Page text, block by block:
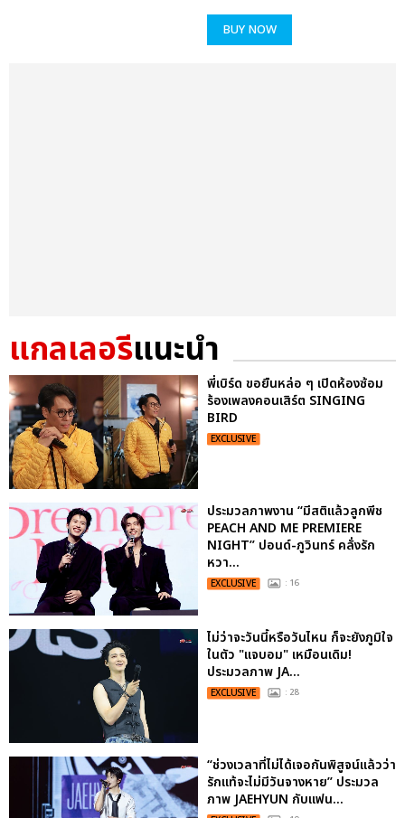
BUY NOW
แกลเลอรีแนะนำ
พี่เบิร์ด ขอยืนหล่อ ๆ เปิดห้องซ้อม
ร้องเพลงคอนเสิร์ต SINGING
BIRD
EXCLUSIVE
ประมวลภาพงาน “มีสติแล้วลูกพีช
PEACH AND ME PREMIERE
NIGHT” ปอนด์-ภูวินทร์ คลั่งรัก
หวา...
EXCLUSIVE : 16
ไม่ว่าจะวันนี้หรือวันไหน ก็จะยังภูมิใจ
ในตัว "แจบอม" เหมือนเดิม!
ประมวลภาพ JA...
EXCLUSIVE : 28
“ช่วงเวลาที่ไม่ได้เจอกันพิสูจน์แล้วว่า
รักแท้จะไม่มีวันจางหาย” ประมวล
ภาพ JAEHYUN กับแฟน...